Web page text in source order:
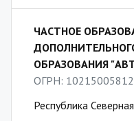
ЧАСТНОЕ
ОБРАЗОВАНИЯ
ОГРН:
Республика